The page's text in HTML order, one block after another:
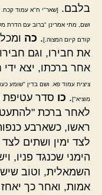
בלבם.
[שאר"י ח"א עמוד קכח.
ושם, מתי אמרינן "ברוב עם הדרת
קודם קיום המצוה.]. כה
את חבירו, וגם
אחר ברכתו, יצא
ציצית עמוד פא. ושם בדין "שומע
מוציא"]. כו סדר עטיפת
לאחר ברכת
ראשו, כשארבע
לצד ימין ושתים
הימני שכנגד פניו,
השמאלית, וטוב
אמות, ואחר כך